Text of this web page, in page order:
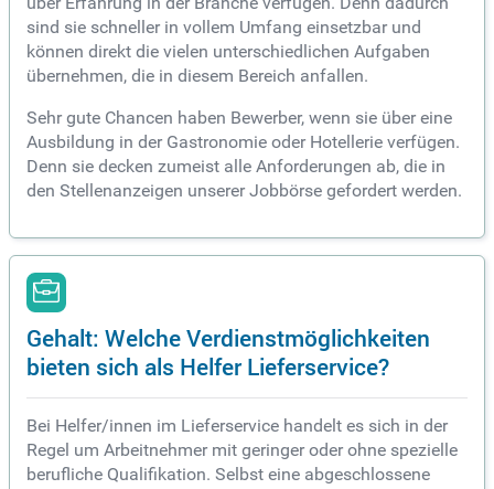
sind sie schneller in vollem Umfang einsetzbar und
können direkt die vielen unterschiedlichen Aufgaben
übernehmen, die in diesem Bereich anfallen.
Sehr gute Chancen haben Bewerber, wenn sie über eine
Ausbildung in der Gastronomie oder Hotellerie verfügen.
Denn sie decken zumeist alle Anforderungen ab, die in
den Stellenanzeigen unserer Jobbörse gefordert werden.
Gehalt: Welche Verdienstmöglichkeiten
bieten sich als Helfer Lieferservice?
Bei Helfer/innen im Lieferservice handelt es sich in der
Regel um Arbeitnehmer mit geringer oder ohne spezielle
berufliche Qualifikation. Selbst eine abgeschlossene